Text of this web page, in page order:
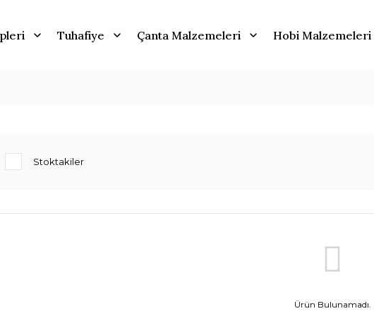
Tuhafiye Çanta Malzemeleri Hobi Malzemeleri
Stoktakiler
Ürün Bulunamadı.